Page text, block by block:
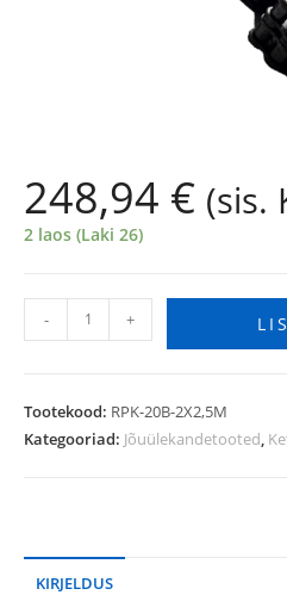
248,94 € (sis.
2 laos (Laki 26)
- +
Tootekood: RPK-20B-2X2,5M
Kategooriad: Jõuülekandetooted
KIRJELDUS